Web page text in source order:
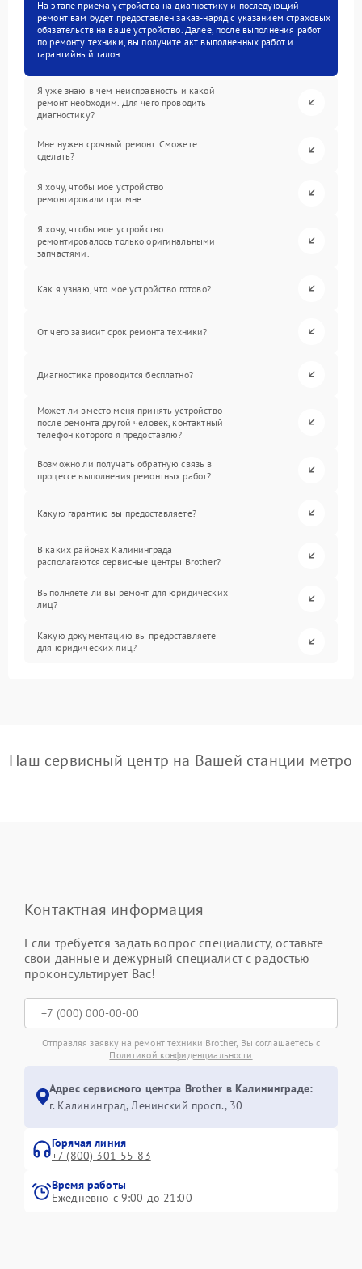
На этапе приема устройства на диагностику и последующий
ремонт вам будет предоставлен заказ-наряд с указанием страховых
обязательств на ваше устройство. Далее, после выполнения работ
по ремонту техники, вы получите акт выполненных работ и
гарантийный талон.
Я уже знаю в чем неисправность и какой
ремонт необходим. Для чего проводить
диагностику?
Мне нужен срочный ремонт. Сможете
сделать?
Я хочу, чтобы мое устройство
ремонтировали при мне.
Я хочу, чтобы мое устройство
ремонтировалось только оригинальными
запчастями.
Как я узнаю, что мое устройство готово?
От чего зависит срок ремонта техники?
Диагностика проводится бесплатно?
Может ли вместо меня принять устройство
после ремонта другой человек, контактный
телефон которого я предоставлю?
Возможно ли получать обратную связь в
процессе выполнения ремонтных работ?
Какую гарантию вы предоставляете?
В каких районах Калининграда
располагаются сервисные центры Brother?
Выполняете ли вы ремонт для юридических
лиц?
Какую документацию вы предоставляете
для юридических лиц?
Наш сервисный центр на Вашей станции метро
Контактная информация
Если требуется задать вопрос специалисту, оставьте
свои данные и дежурный специалист с радостью
проконсультирует Вас!
Отправляя заявку на ремонт техники Brother, Вы соглашаетесь с
Политикой конфиденциальности
Адрес сервисного центра Brother в Калининграде:
г. Калининград, Ленинский просп., 30
Горячая линия
+7 (800) 301-55-83
Время работы
Ежедневно с 9:00 до 21:00